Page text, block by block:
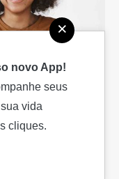
de 2023
filho
×
novo App!
seus
vida
cliques.